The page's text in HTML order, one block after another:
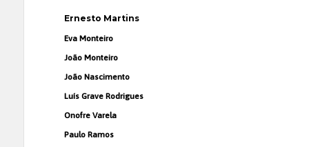
Ernesto Martins
Eva Monteiro
João Monteiro
João Nascimento
Luís Grave Rodrigues
Onofre Varela
Paulo Ramos